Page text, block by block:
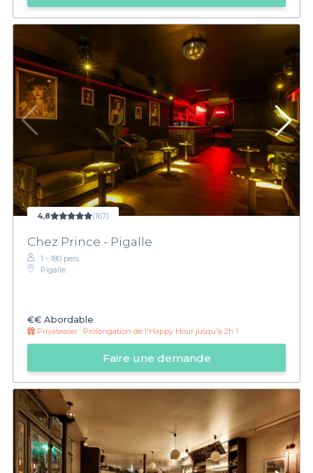
4,8 (167)
Chez Prince - Pigalle
1 - 180 pers.
Pigalle
€€ Abordable
Privateaser : Prolongation de l'Happy Hour jusqu'à 2h !
Faire une demande